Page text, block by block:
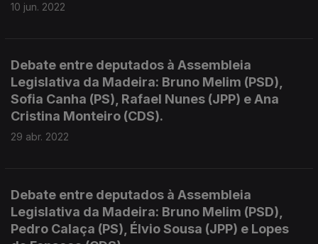
10 jun. 2022
Debate entre deputados à Assembleia
Legislativa da Madeira: Bruno Melim (PSD),
Sofia Canha (PS), Rafael Nunes (JPP) e Ana
Cristina Monteiro (CDS).
29 abr. 2022
Debate entre deputados à Assembleia
Legislativa da Madeira: Bruno Melim (PSD),
Pedro Calaça (PS), Élvio Sousa (JPP) e Lopes